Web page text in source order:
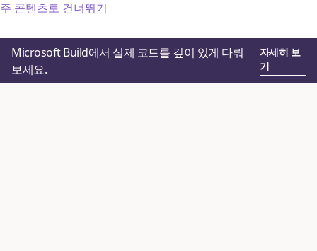
주 콘텐츠로 건너뛰기
Microsoft Build에서 실제 코드를 깊이 있게 다뤄
보세요.
자세히 보
기